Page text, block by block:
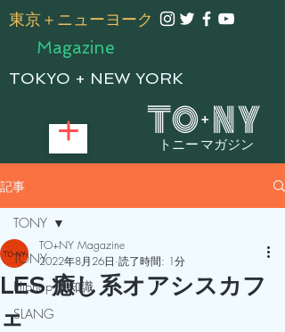
トニー マガジン
​東京＋ニューヨーク
Magazine
TOKYO + NEW YORK
記事
TONY
Hiphop 豆知識
SLANG
TONY
LES 癒し系オアシスカフ
ェ
TO+NY Magazine
2022年8月26日 読了時間: 1分